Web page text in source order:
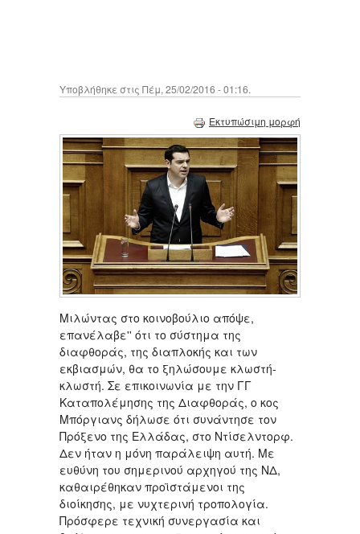
Υποβλήθηκε στις Πέμ, 25/02/2016 - 01:16.
Εκτυπώσιμη μορφή
Μιλώντας στο κοινοβούλιο απόψε,
επανέλαβε'' ότι το σύστημα της
διαφθοράς, της διαπλοκής και των
εκβιασμών, θα το ξηλώσουμε κλωστή-
κλωστή. Σε επικοινωνία με την ΓΓ
Καταπολέμησης της Διαφθοράς, ο κος
Μπόργιανς δήλωσε ότι συνάντησε τον
Πρόξενο της Ελλάδας, στο Ντίσελντορφ.
Δεν ήταν η μόνη παράλειψη αυτή. Με
ευθύνη του σημερινού αρχηγού της ΝΔ,
καθαιρέθηκαν προϊστάμενοι της
διοίκησης, με νυχτερινή τροπολογία.
Πρόσφερε τεχνική συνεργασία και